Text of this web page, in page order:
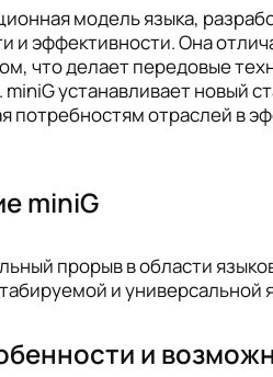
модель языка,
и эффективности. Она
что делает передовые
устанавливает новый
потребностям отраслей в
miniG
прорыв в области
и универсальной
и